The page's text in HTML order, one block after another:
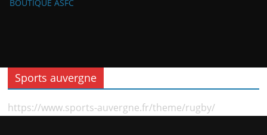
BOUTIQUE ASFC
Sports auvergne
https://www.sports-auvergne.fr/theme/rugby/